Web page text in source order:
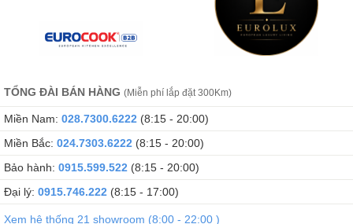
Bạn sẽ không bao giờ hết đồ uống lạnh trong bữa tiệc của mình.
đá viên và khay kéo ra trên thanh ray dạng ống lồng cho phép dễ
dàng lấy đá viên. Một khay chèn thêm có nghĩa là bạn cũng có
thể lưu trữ ít đá hơn và tạo không gian cho thực phẩm đông lạnh
bên dưới. Ngăn kéo liền kề cung cấp không gian lưu trữ cho hàng
hóa đông lạnh.
Muỗng múc đá viên
TỔNG ĐÀI BÁN HÀNG (Miễn phí lắp đặt 300Km)
Miền Nam: 028.7300.6222 (8:15 - 20:00)
Miền Bắc: 024.7303.6222 (8:15 - 20:00)
Bảo hành: 0915.599.522 (8:15 - 20:00)
Đại lý: 0915.746.222 (8:15 - 17:00)
Xem hệ thống 21 showroom (8:00 - 22:00 )